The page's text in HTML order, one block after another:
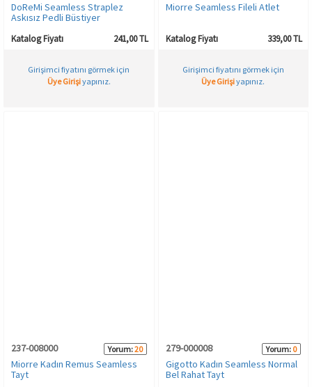
DoReMi Seamless Straplez
Askısız Pedli Büstiyer
Katalog Fiyatı 241,00 TL
Girişimci fiyatını görmek için
Üye Girişiyapınız.
Miorre Seamless Fileli Atlet
Katalog Fiyatı 339,00 TL
Girişimci fiyatını görmek için
Üye Girişiyapınız.
237-008000 Yorum:20
Miorre Kadın Remus Seamless
Tayt
279-000008 Yorum: 0
Gigotto Kadın Seamless Normal
Bel Rahat Tayt